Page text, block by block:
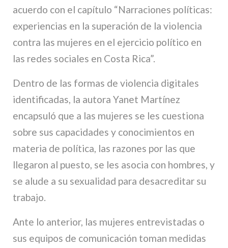
acuerdo con el capítulo “Narraciones políticas:
experiencias en la superación de la violencia
contra las mujeres en el ejercicio político en
las redes sociales en Costa Rica”.
Dentro de las formas de violencia digitales
identificadas, la autora Yanet Martínez
encapsuló que a las mujeres se les cuestiona
sobre sus capacidades y conocimientos en
materia de política, las razones por las que
llegaron al puesto, se les asocia con hombres, y
se alude a su sexualidad para desacreditar su
trabajo.
Ante lo anterior, las mujeres entrevistadas o
sus equipos de comunicación toman medidas